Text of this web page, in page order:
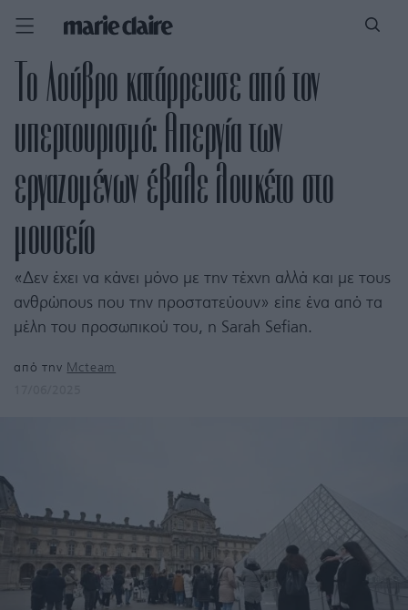
To Λούβρο κατάρρευσε από τον
υπερτουρισμό: Απεργία των
εργαζομένων έβαλε λουκέτο στο
μουσείο
«Δεν έχει να κάνει μόνο με την τέχνη αλλά και με τους
ανθρώπους που την προστατεύουν» είπε ένα από τα
μέλη του προσωπικού του, η Sarah Sefian.
από την Mcteam